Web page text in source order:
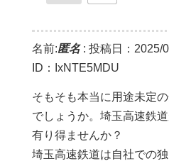
名前:匿名: 投稿日：2025/
ID：IxNTE5MDU
そもそも本当に用途未定
でしょうか。埼玉高速鉄
有り得ませんか？
埼玉高速鉄道は自社での